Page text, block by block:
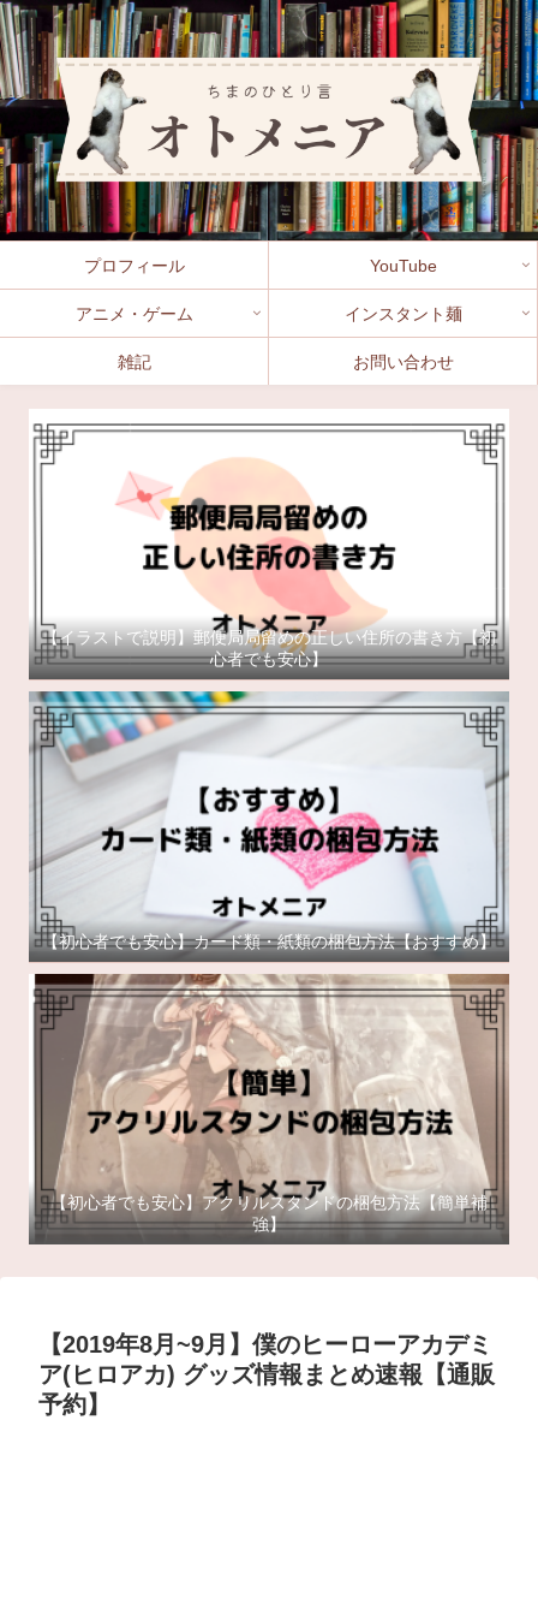
プロフィール YouTube
アニメ・ゲーム インスタント麺
雑記 お問い合わせ
【イラストで説明】郵便局局留めの正しい住所の書き方【初
心者でも安心】
【初心者でも安心】カード類・紙類の梱包方法【おすすめ】
【初心者でも安心】アクリルスタンドの梱包方法【簡単補
強】
【2019年8月~9月】僕のヒーローアカデミ
ア(ヒロアカ) グッズ情報まとめ速報【通販
予約】